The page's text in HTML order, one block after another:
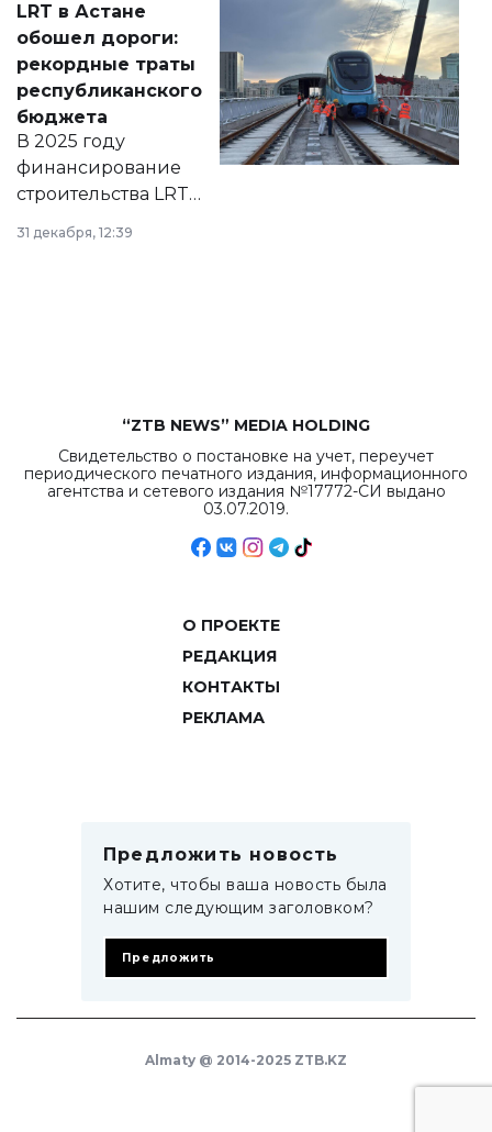
документ
появился в базе
нормативных
правовых актов и
на сайте маслихат
города.
LRT в Астане
обошел дороги:
рекордные траты
республиканского
бюджета
В 2025 году
финансирование
строительства LRT
в Астане из
республиканского
31 декабря, 12:39
“ZTB NEWS” MEDIA HOLDING
Свидетельство о постановке на учет, переучет
периодического печатного издания, информационного
агентства и сетевого издания №17772-СИ выдано
03.07.2019.
О ПРОЕКТЕ
РЕДАКЦИЯ
КОНТАКТЫ
РЕКЛАМА
Предложить новость
Хотите, чтобы ваша новость была
нашим следующим заголовком?
Предложить
Almaty @ 2014-2025 ZTB.KZ